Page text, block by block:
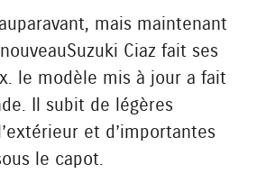
mais maintenant
Suzuki Ciaz fait ses
le modèle mis à jour a fait
Il subit de légères
et d’importantes
le capot.